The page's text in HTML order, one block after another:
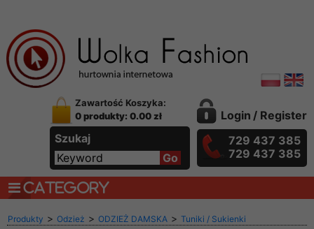
Zawartość Koszyka:
0 produkty: 0.00 zł
Szukaj
Login / Register
729 437 385
729 437 385
CATEGORY
Produkty > Odzież > ODZIEŻ DAMSKA > Tuniki / Sukienki